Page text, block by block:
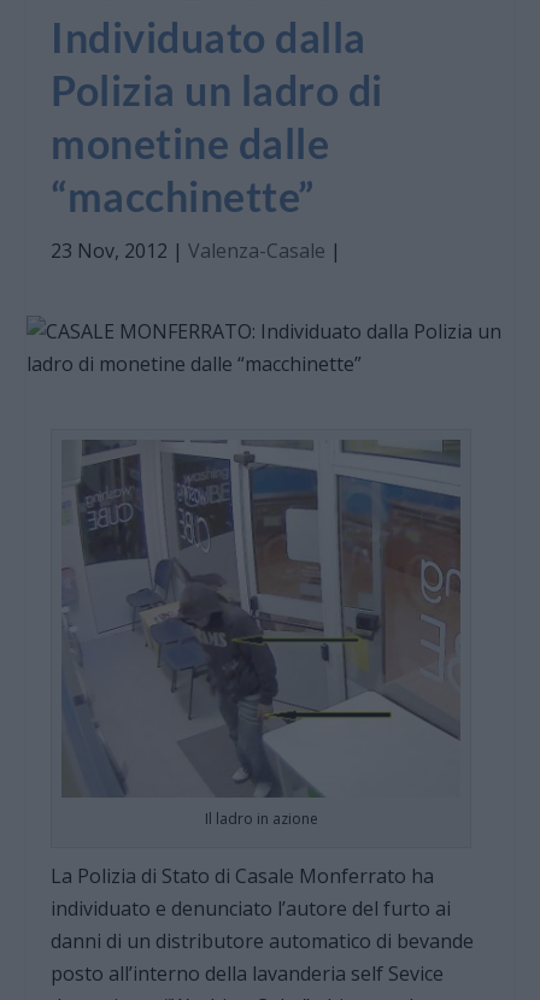
Individuato dalla
Polizia un ladro di
monetine dalle
“macchinette”
23 Nov, 2012 |Valenza-Casale |
Il ladro in azione
La Polizia di Stato di Casale Monferrato ha
individuato e denunciato l’autore del furto ai
danni di un distributore automatico di bevande
posto all’interno della lavanderia self Sevice